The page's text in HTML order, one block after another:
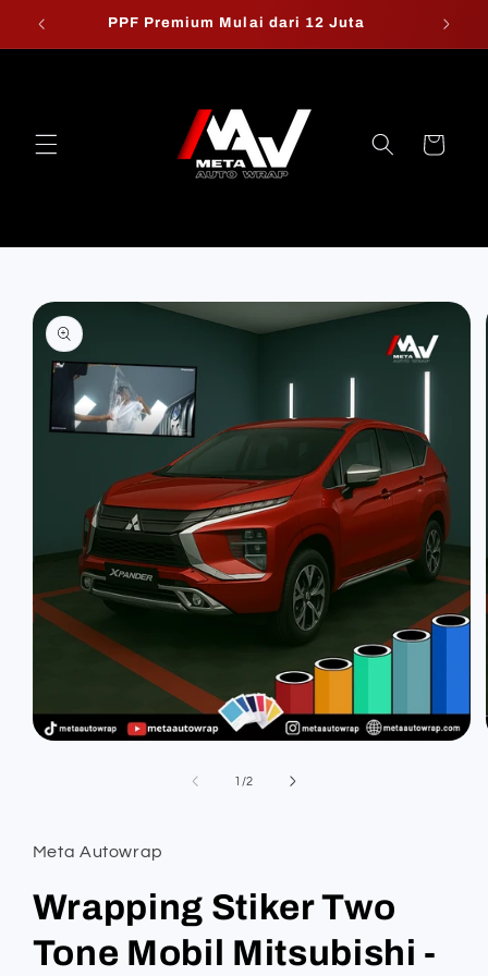
Skip to
PPF Premium Mulai dari 12 Juta
Cart
Skip to
product
information
1 /of
2
Meta Autowrap
Wrapping Stiker Two
Tone Mobil Mitsubishi -